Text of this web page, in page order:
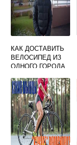
КАК ДОСТАВИТЬ
ВЕЛОСИПЕД ИЗ
ОДНОГО ГОРОДА